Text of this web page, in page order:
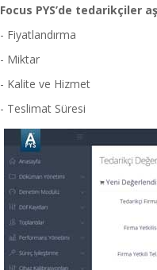
Focus PYS’de tedarikçiler
- Fiyatlandırma
- Miktar
- Kalite ve Hizmet
- Teslimat Süresi